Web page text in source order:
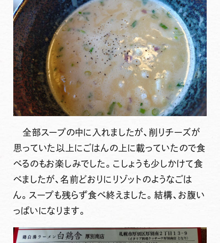
全部スープの中に入れましたが、削りチーズが
思っていた以上にごはんの上に載っていたので食
べるのもお楽しみでした。こしょうも少しかけて食
べましたが、名前どおりにリゾットのようなごは
ん。スープも残らず食べ終えました。結構、お腹い
っぱいになります。